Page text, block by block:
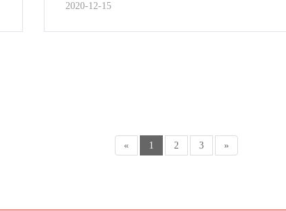
2020-12-15
« 1 2 3 »